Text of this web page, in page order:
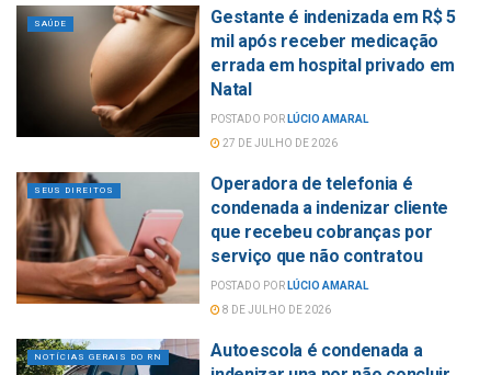
SAÚDE
Gestante é indenizada em R$ 5
mil após receber medicação
errada em hospital privado em
Natal
POSTADO POR LÚCIO AMARAL
27 DE JULHO DE 2026
SEUS DIREITOS
Operadora de telefonia é
condenada a indenizar cliente
que recebeu cobranças por
serviço que não contratou
POSTADO POR LÚCIO AMARAL
8 DE JULHO DE 2026
NOTÍCIAS GERAIS DO RN
Autoescola é condenada a